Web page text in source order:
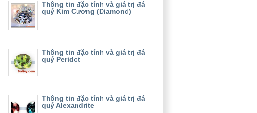
Thông tin đặc tính và giá trị đá
quý Kim Cương (Diamond)
Thông tin đặc tính và giá trị đá
quý Peridot
Thông tin đặc tính và giá trị đá
quý Alexandrite